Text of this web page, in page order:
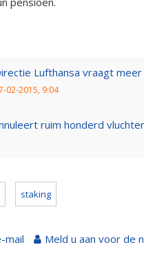
Lufthansa vraagt
02-2015, 9:04
ruim honderd
staking
mail Meld u aan voor de